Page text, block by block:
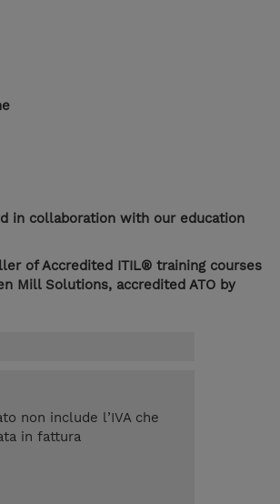
in collaboration with our education
of Accredited ITIL® training courses
Mill Solutions, accredited ATO by
non include l’IVA che
in fattura